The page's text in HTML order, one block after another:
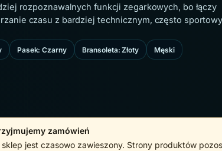
rozpoznawalnych funkcji zegarkowych, bo łączy
czasu z bardziej technicznym, często
Pasek: Czarny Bransoleta: Złoty Męski
zamówień
jest czasowo zawieszony. Strony produktów